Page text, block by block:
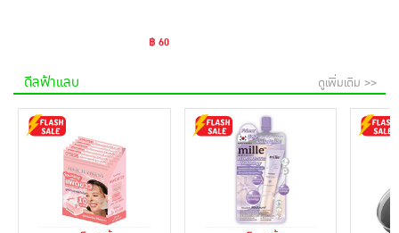
฿ 60
ดีลฟ้าแลบ ดูเพิ่มเติม >>